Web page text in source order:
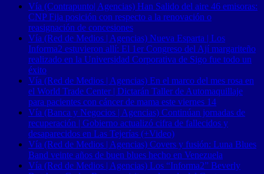
Vía (Contrapunto| Agencias) Han Salido del aire 46 emisoras:
CNP Fija posición con respecto a la renovación o
reasignación de concesiones
Vía (Red de Medios | Agencias) Nueva Esparta | Los
Informa2 estuvieron allí: El 1er Congreso del Ají margariteño
realizado en la Universidad Corporativa de Sigo fue todo un
éxito
Vía (Red de Medios | Agencias) En el marco del mes rosa en
el World Trade Center | Dictarán Taller de Automaquillaje
para pacientes con cáncer de mama este viernes 14
Vía (Banca y Negocios | Agencias) Continúan jornadas de
recuperación | Gobierno actualizó cifra de fallecidos y
desaparecidos en Las Tejerías (+Video)
Vía (Red de Medios | Agencias) Covers y fusión: Luna Blues
Band veinte años de buen blues hecho en Venezuela
Vía (Red de Medios | Agencias) Los “Informa2” Beverly